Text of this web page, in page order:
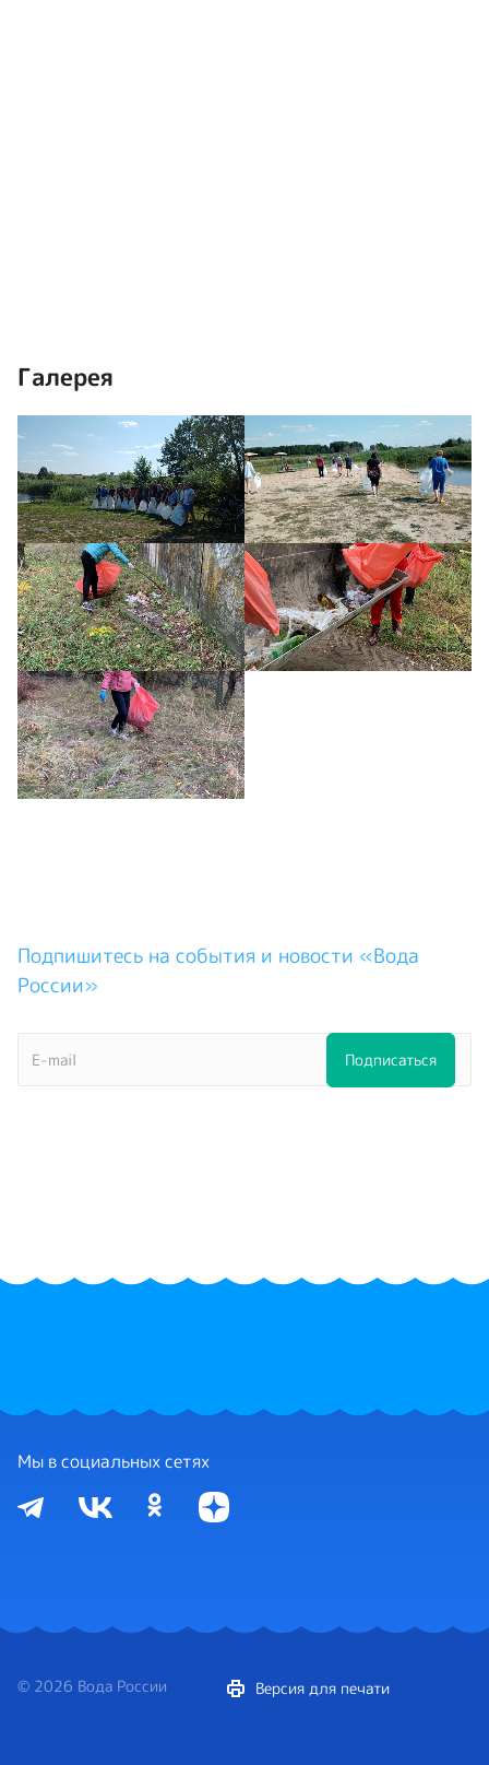
Галерея
Подпишитесь на события и новости «Вода
России»
Мы в социальных сетях
© 2026 Вода России Версия для печати